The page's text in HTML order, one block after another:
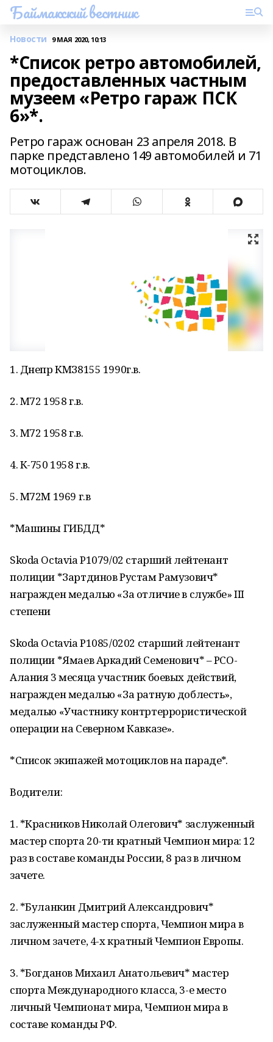
Баймакский вестник
Новости 9 МАЯ 2020, 10:13
*Список ретро автомобилей,
предоставленных частным
музеем «Ретро гараж ПСК
6»*.
Ретро гараж основан 23 апреля 2018. В
парке представлено 149 автомобилей и 71
мотоциклов.
1. Днепр КМЗ8155 1990г.в.
2. М72 1958 г.в.
3. М72 1958 г.в.
4. К-750 1958 г.в.
5. М72М 1969 г.в
*Машины ГИБДД*
Skoda Octavia P1079/02 старший лейтенант
полиции *Зартдинов Рустам Рамузович*
награжден медалью «За отличие в службе» III
степени
Skoda Octavia Р1085/0202 старший лейтенант
полиции *Ямаев Аркадий Семенович* – РСО-
Алания 3 месяца участник боевых действий,
награжден медалью «За ратную доблесть»,
медалью «Участнику контртеррористической
операции на Северном Кавказе».
*Cписок экипажей мотоциклов на параде*.
Водители:
1. *Красников Николай Олегович* заслуженный
мастер спорта 20-ти кратный Чемпион мира: 12
раз в составе команды России, 8 раз в личном
зачете.
2. *Буланкин Дмитрий Александрович*
заслуженный мастер спорта, Чемпион мира в
личном зачете, 4-х кратный Чемпион Европы.
3. *Богданов Михаил Анатольевич* мастер
спорта Международного класса, 3-е место
личный Чемпионат мира, Чемпион мира в
составе команды РФ.